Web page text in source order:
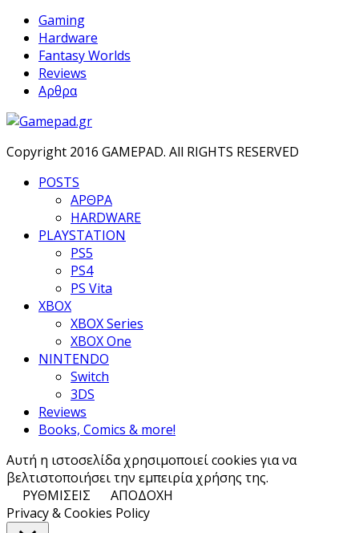
Gaming
Hardware
Fantasy Worlds
Reviews
Αρθρα
Copyright 2016 GAMEPAD. All RIGHTS RESERVED
POSTS
ΑΡΘΡΑ
HARDWARE
PLAYSTATION
PS5
PS4
PS Vita
XBOX
XBOX Series
XBOX One
NINTENDO
Switch
3DS
Reviews
Books, Comics & more!
Αυτή η ιστοσελίδα χρησιμοποιεί cookies για να
βελτιστοποιήσει την εμπειρία χρήσης της.
ΡΥΘΜΙΣΕΙΣ
ΑΠΟΔΟΧΗ
Privacy & Cookies Policy